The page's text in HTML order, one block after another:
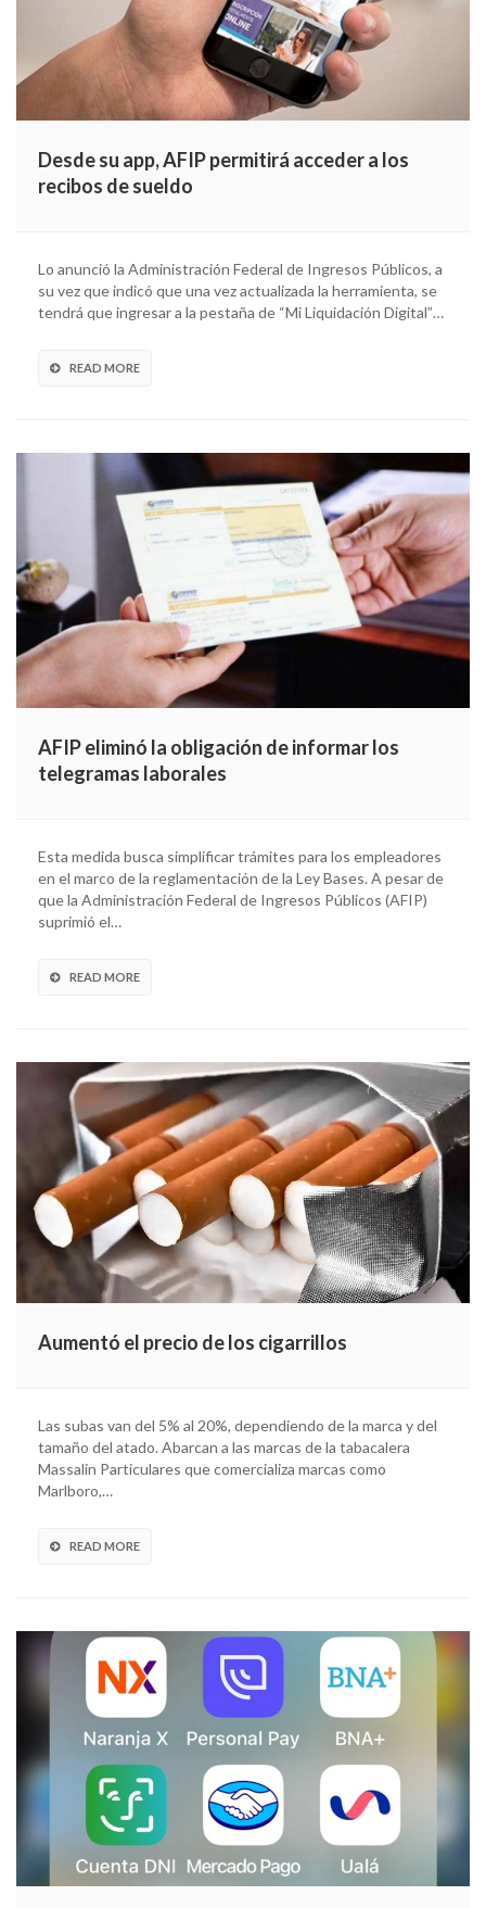
Desde su app, AFIP permitirá acceder a los
recibos de sueldo
Lo anunció la Administración Federal de Ingresos Públicos, a
su vez que indicó que una vez actualizada la herramienta, se
tendrá que ingresar a la pestaña de “Mi Liquidación Digital”…
READ MORE
AFIP eliminó la obligación de informar los
telegramas laborales
Esta medida busca simplificar trámites para los empleadores
en el marco de la reglamentación de la Ley Bases. A pesar de
que la Administración Federal de Ingresos Públicos (AFIP)
suprimió el…
READ MORE
Aumentó el precio de los cigarrillos
Las subas van del 5% al 20%, dependiendo de la marca y del
tamaño del atado. Abarcan a las marcas de la tabacalera
Massalin Particulares que comercializa marcas como
Marlboro,…
READ MORE